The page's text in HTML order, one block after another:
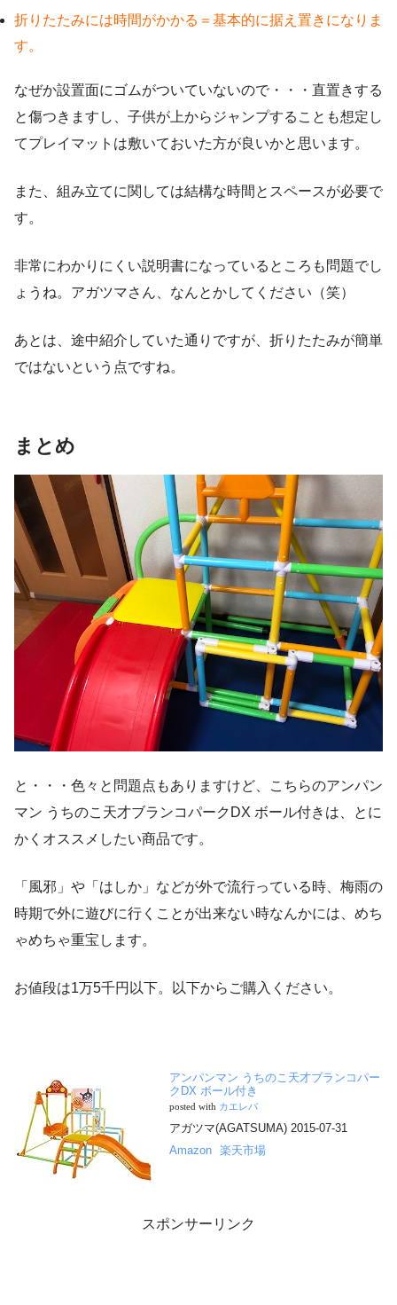
折りたたみには時間がかかる＝基本的に据え置きになりま
す。
なぜか設置面にゴムがついていないので・・・直置きする
と傷つきますし、子供が上からジャンプすることも想定し
てプレイマットは敷いておいた方が良いかと思います。
また、組み立てに関しては結構な時間とスペースが必要で
す。
非常にわかりにくい説明書になっているところも問題でし
ょうね。アガツマさん、なんとかしてください（笑）
あとは、途中紹介していた通りですが、折りたたみが簡単
ではないという点ですね。
まとめ
と・・・色々と問題点もありますけど、こちらのアンパン
マン うちのこ天才ブランコパークDX ボール付きは、とに
かくオススメしたい商品です。
「風邪」や「はしか」などが外で流行っている時、梅雨の
時期で外に遊びに行くことが出来ない時なんかには、めち
ゃめちゃ重宝します。
お値段は1万5千円以下。以下からご購入ください。
アンパンマン うちのこ天才ブランコパー
クDX ボール付き
posted with カエレバ
アガツマ(AGATSUMA) 2015-07-31
Amazon 楽天市場
スポンサーリンク